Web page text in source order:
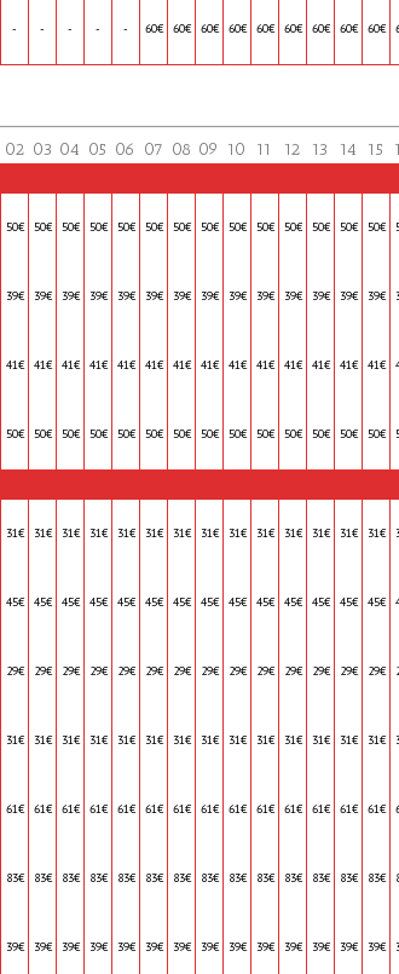
- - - - - 60€ 60€ 60€ 60€ 60€ 60€ 60€ 60€ 60€
02 03 04 05 06 07 08 09 10 11 12 13 14 15
50€ 50€ 50€ 50€ 50€ 50€ 50€ 50€ 50€ 50€ 50€ 50€ 50€ 50€
39€ 39€ 39€ 39€ 39€ 39€ 39€ 39€ 39€ 39€ 39€ 39€ 39€ 39€
41€ 41€ 41€ 41€ 41€ 41€ 41€ 41€ 41€ 41€ 41€ 41€ 41€ 41€
50€ 50€ 50€ 50€ 50€ 50€ 50€ 50€ 50€ 50€ 50€ 50€ 50€ 50€
31€ 31€ 31€ 31€ 31€ 31€ 31€ 31€ 31€ 31€ 31€ 31€ 31€ 31€
45€ 45€ 45€ 45€ 45€ 45€ 45€ 45€ 45€ 45€ 45€ 45€ 45€ 45€
29€ 29€ 29€ 29€ 29€ 29€ 29€ 29€ 29€ 29€ 29€ 29€ 29€ 29€
31€ 31€ 31€ 31€ 31€ 31€ 31€ 31€ 31€ 31€ 31€ 31€ 31€ 31€
61€ 61€ 61€ 61€ 61€ 61€ 61€ 61€ 61€ 61€ 61€ 61€ 61€ 61€
83€ 83€ 83€ 83€ 83€ 83€ 83€ 83€ 83€ 83€ 83€ 83€ 83€ 83€
39€ 39€ 39€ 39€ 39€ 39€ 39€ 39€ 39€ 39€ 39€ 39€ 39€ 39€